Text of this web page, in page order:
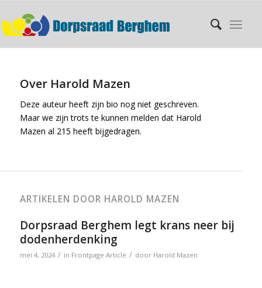
Over Harold Mazen
Deze auteur heeft zijn bio nog niet geschreven.
Maar we zijn trots te kunnen melden dat Harold
Mazen al 215 heeft bijgedragen.
ARTIKELEN DOOR HAROLD MAZEN
Dorpsraad Berghem legt krans neer bij
dodenherdenking
mei 4, 2024 / in Frontpage Article / door Harold Mazen